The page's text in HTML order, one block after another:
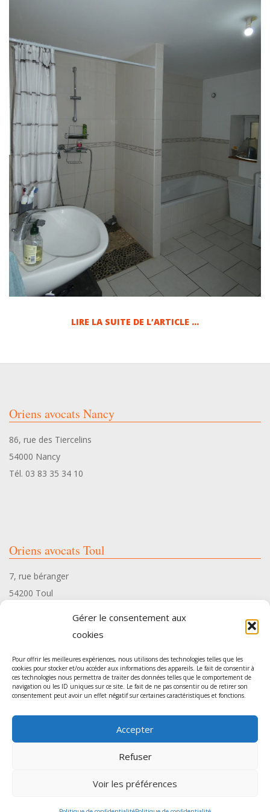
Gérer le consentement aux
cookies
Pour offrir les meilleures expériences, nous utilisons des technologies telles que les
cookies pour stocker et/ou accéder aux informations des appareils. Le fait de consentir à
ces technologies nous permettra de traiter des données telles que le comportement de
navigation ou les ID uniques sur ce site. Le fait de ne pas consentir ou de retirer son
consentement peut avoir un effet négatif sur certaines caractéristiques et fonctions.
Accepter
Refuser
Voir les préférences
0
1
0
9
6
0
LIRE LA SUITE DE L’ARTICLE …
Oriens avocats Nancy
86, rue des Tiercelins
54000 Nancy
Tél. 03 83 35 34 10
Oriens avocats Toul
7, rue béranger
54200 Toul
Oriens avocats Pont-à-Mousson
54, rue Gambetta
Tél. 03 83 35 34 10
Agence de communication: Sur les Toits -Mentions légales